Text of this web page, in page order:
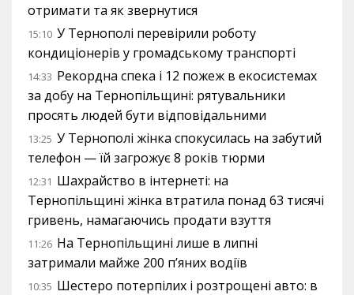
отримати та як звернутися
15:10 У Тернополі перевірили роботу
кондиціонерів у громадському транспорті
14:33 Рекордна спека і 12 пожеж в екосистемах
за добу на Тернопільщині: рятувальники
просять людей бути відповідальними
13:25 У Тернополі жінка спокусилась на забутий
телефон — їй загрожує 8 років тюрми
12:31 Шахрайство в інтернеті: на
Тернопільщині жінка втратила понад 63 тисячі
гривень, намагаючись продати взуття
11:26 На Тернопільщині лише в липні
затримали майже 200 п’яних водіїв
10:35 Шестеро потерпілих і розтрощені авто: в